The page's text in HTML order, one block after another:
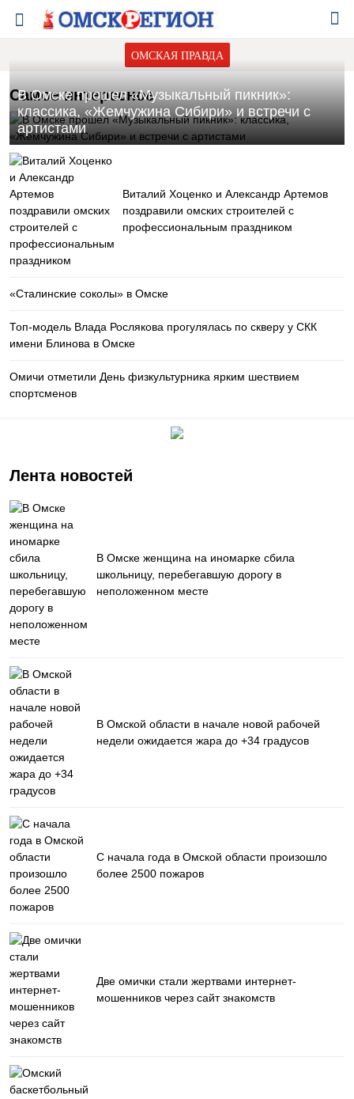
ОМСКАЯ ПРАВДА
Самое интересное
В Омске прошел «Музыкальный пикник»:
классика, «Жемчужина Сибири» и встречи с
артистами
Виталий Хоценко и Александр Артемов
поздравили омских строителей с
профессиональным праздником
«Сталинские соколы» в Омске
Топ-модель Влада Рослякова прогулялась по скверу у СКК
имени Блинова в Омске
Омичи отметили День физкультурника ярким шествием
спортсменов
Лента новостей
В Омске женщина на иномарке сбила
школьницу, перебегавшую дорогу в
неположенном месте
В Омской области в начале новой рабочей
недели ожидается жара до +34 градусов
С начала года в Омской области произошло
более 2500 пожаров
Две омички стали жертвами интернет-
мошенников через сайт знакомств